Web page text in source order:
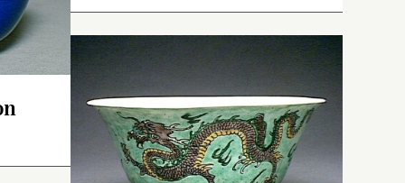
pied,
Décor secretanhuade
dragons sur fond bleu à
l’extérieur, revêtement
uniforme brun « café au
lait » à l’intérieur. Sous la
base : terre nue
badigeonnée de brun.